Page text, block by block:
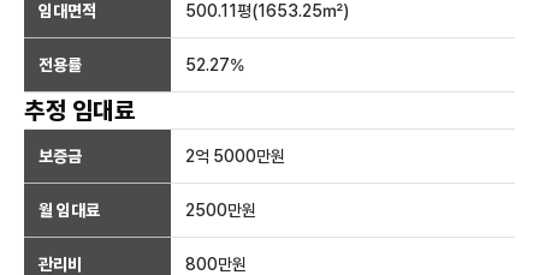
임대면적 500.11평(1653.25㎡)
전용률 52.27%
추정 임대료
보증금 2억 5000만원
월 임대료 2500만원
관리비 800만원